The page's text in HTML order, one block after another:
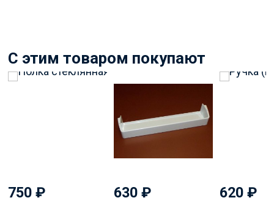
C этим товаром покупают
750 ₽ 630 ₽ 620 ₽